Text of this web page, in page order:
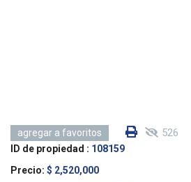
agregar a favoritos 526
ID de propiedad : 108159
Precio: $ 2,520,000